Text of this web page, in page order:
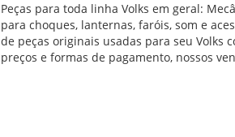
Peças para toda linha Volks em geral:
para choques, lanternas, faróis, som e
de peças originais usadas para seu Volks
preços e formas de pagamento, nossos